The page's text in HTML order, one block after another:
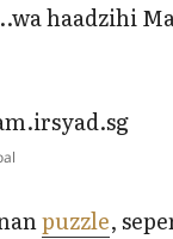
haadzihi
puzzle,